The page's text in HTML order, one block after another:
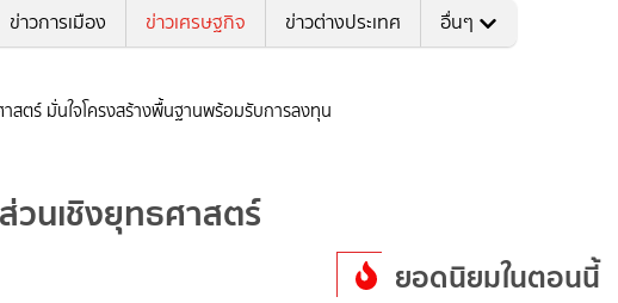
ข่าวการเมือง ข่าวเศรษฐกิจ ข่าวต่างประเทศ อื่นๆ
ตร์ มั่นใจโครงสร้างพื้นฐานพร้อมรับการลงทุน
นเชิงยุทธศาสตร์
ยอดนิยมในตอนนี้